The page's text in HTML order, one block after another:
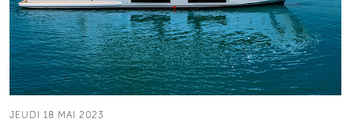
JEUDI 18 MAI 2023